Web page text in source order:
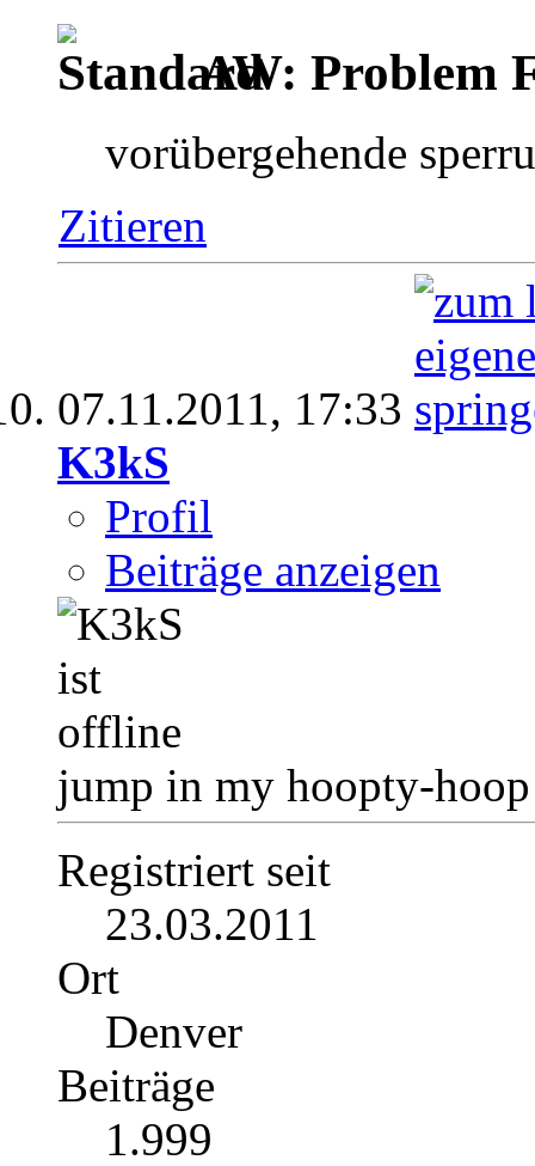
AW: Problem
vorübergehende
Zitieren
07.11.2011, 17:33
K3kS
Profil
Beiträge anzeigen
jump in my hoopty-hoop
Registriert seit
23.03.2011
Ort
Denver
Beiträge
1.999